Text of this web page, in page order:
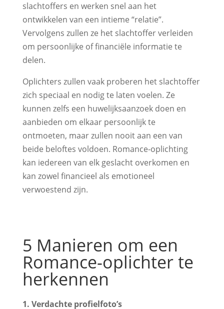
slachtoffers en werken snel aan het
ontwikkelen van een intieme “relatie”.
Vervolgens zullen ze het slachtoffer verleiden
om persoonlijke of financiële informatie te
delen.
Oplichters zullen vaak proberen het slachtoffer
zich speciaal en nodig te laten voelen. Ze
kunnen zelfs een huwelijksaanzoek doen en
aanbieden om elkaar persoonlijk te
ontmoeten, maar zullen nooit aan een van
beide beloftes voldoen. Romance-oplichting
kan iedereen van elk geslacht overkomen en
kan zowel financieel als emotioneel
verwoestend zijn.
5 Manieren om een
Romance-oplichter te
herkennen
1. Verdachte profielfoto’s